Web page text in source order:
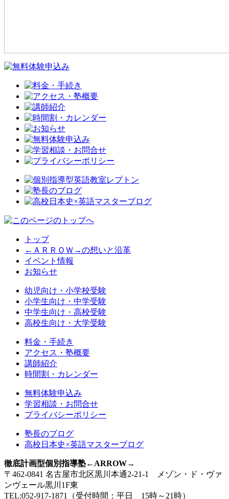
トップ
←ＡＲＲＯＷ→の想いと沿革
イベント情報
お知らせ
幼児向け・小学校受験
小学生向け・中学受験
中学生向け・高校受験
高校生向け・大学受験
料金・手続き
アクセス・塾概要
講師紹介
時間割・カレンダー
無料体験申込み
学習相談・お問合せ
プライバシーポリシー
塾長のブログ
高校日本史×英語マスターブログ
徹底計画型個別指導塾←ARROW→
〒462-0841 名古屋市北区黒川本通2-21-1 メゾン・ド・ヴァ
ンヴェール黒川1F東
TEL:052-917-1871（受付時間：平日 15時～21時）